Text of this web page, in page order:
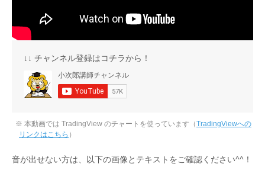
↓↓ チャンネル登録はコチラから！
※ 本動画では TradingView のチャートを使っています（TradingViewへの
リンクはこちら ）
音が出せない方は、以下の画像とテキストをご確認ください^^！